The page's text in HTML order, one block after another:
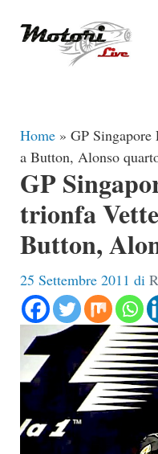
Home » GP
a Button, Alonso
GP
trionfa
Button,
25 Settembre 2011 di